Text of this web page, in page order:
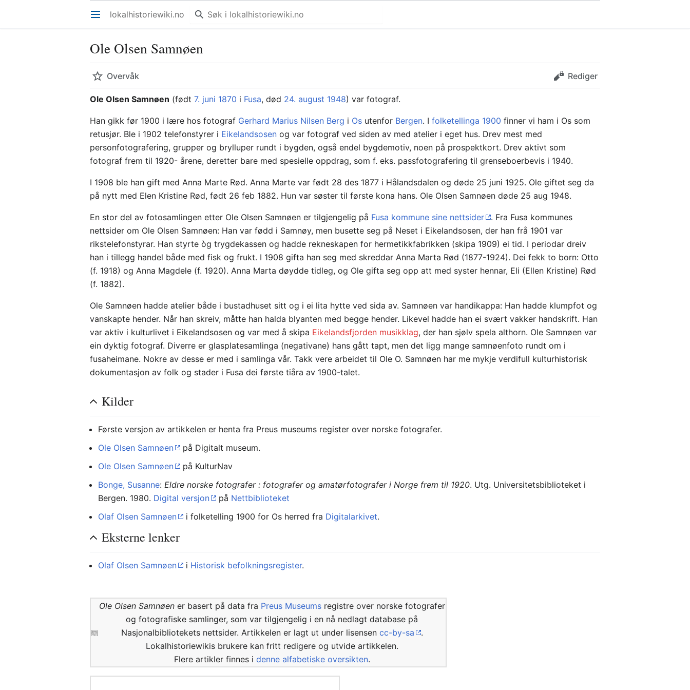
Åpne hovedmenyen lokalhistoriewiki.no
Ole Olsen Samnøen
Overvåk Rediger
Ole Olsen Samnøen (født7. juni 1870 i Fusa, død 24. august 1948) var fotograf.
Han gikk før 1900 i lære hos fotograf Gerhard Marius Nilsen Berg i Os utenfor Bergen. Ifolketellinga 1900 finner vi ham i Os som
retusjør. Ble i 1902 telefonstyrer i Eikelandsosen og var fotograf ved siden av med atelier i eget hus. Drev mest med
personfotografering, grupper og brylluper rundt i bygden, også endel bygdemotiv, noen på prospektkort. Drev aktivt som
fotograf frem til 1920- årene, deretter bare med spesielle oppdrag, som f. eks. passfotografering til grenseboerbevis i 1940.
I 1908 ble han gift med Anna Marte Rød. Anna Marte var født 28 des 1877 i Hålandsdalen og døde 25 juni 1925. Ole giftet seg da
på nytt med Elen Kristine Rød, født 26 feb 1882. Hun var søster til første kona hans. Ole Olsen Samnøen døde 25 aug 1948.
En stor del av fotosamlingen etter Ole Olsen Samnøen er tilgjengelig på Fusa kommune sine nettsider
. Fra Fusa kommunes
nettsider om Ole Olsen Samnøen: Han var fødd i Samnøy, men busette seg på Neset i Eikelandsosen, der han frå 1901 var
rikstelefonstyrar. Han styrte òg trygdekassen og hadde rekneskapen for hermetikkfabrikken (skipa 1909) ei tid. I periodar dreiv
han i tillegg handel både med fisk og frukt. I 1908 gifta han seg med skreddar Anna Marta Rød (1877-1924). Dei fekk to born: Otto
(f. 1918) og Anna Magdele (f. 1920). Anna Marta døydde tidleg, og Ole gifta seg opp att med syster hennar, Eli (Ellen Kristine) Rød
(f. 1882).
Ole Samnøen hadde atelier både i bustadhuset sitt og i ei lita hytte ved sida av. Samnøen var handikappa: Han hadde klumpfot og
vanskapte hender. Når han skreiv, måtte han halda blyanten med begge hender. Likevel hadde han ei svært vakker handskrift. Han
var aktiv i kulturlivet i Eikelandsosen og var med å skipa Eikelandsfjorden musikklag, der han sjølv spela althorn. Ole Samnøen var
ein dyktig fotograf. Diverre er glasplatesamlinga (negativane) hans gått tapt, men det ligg mange samnøenfoto rundt om i
fusaheimane. Nokre av desse er med i samlinga vår. Takk vere arbeidet til Ole O. Samnøen har me mykje verdifull kulturhistorisk
dokumentasjon av folk og stader i Fusa dei første tiåra av 1900-talet.
Kilder
Første versjon av artikkelen er henta fra Preus museums register over norske fotografer.
Ole Olsen Samnøen
på Digitalt museum.
Ole Olsen Samnøen
på KulturNav
Bonge, Susanne:Eldre norske fotografer : fotografer og amatørfotografer i Norge frem til 1920. Utg. Universitetsbiblioteket i
Bergen. 1980. Digital versjon på Nettbiblioteket
Olaf Olsen Samnøen
i folketelling 1900 for Os herred fra Digitalarkivet.
Eksterne lenker
Olaf Olsen Samnøen i Historisk befolkningsregister.
Ole Olsen Samnøener basert på data fra Preus Museumsregistre over norske fotografer
og fotografiske samlinger, som var tilgjengelig i en nå nedlagt database på
Nasjonalbibliotekets nettsider. Artikkelen er lagt ut under lisensen cc-by-sa
.
Lokalhistoriewikis brukere kan fritt redigere og utvide artikkelen.
Flere artikler finnes i denne alfabetiske oversikten.